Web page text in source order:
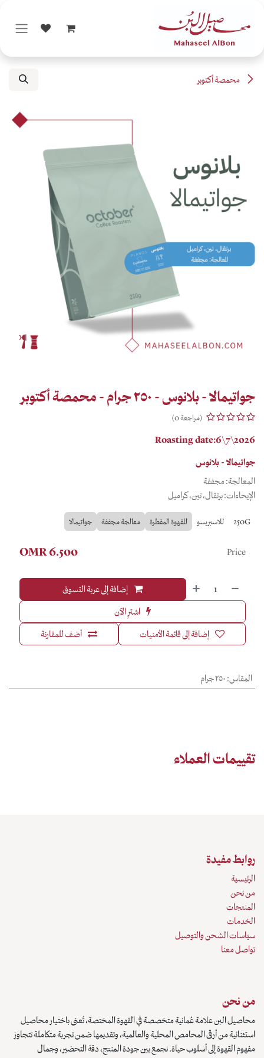
محمصة أكتوبر
جواتيمالا - بلانوس - ٢٥٠ جرام - محمصة أكتوبر
(مراجعة 0)
Roasting date:6\7\2026
جواتيمالا - بلانوس
المعالجة: مجففة
الإيحاءات: برتقال، تين، كراميل
250G للاسبريسو للقهوة المقطرة معالجة مجففة جواتيمالا
إضافة إلى عربة التسوق
اشترِ الآن
أضف للمقارنة إضافة إلى قائمة الأمنيات
Price
6.500
المقاس: ٢٥٠ جرام
تقييمات العملاء
روابط مفيدة
الرئيسية
من نحن
المنتجات
الخدمات
سياسات الشحن والتوصيل
تواصل معنا
من نحن
محاصيل البن علامة عُمانية متخصصة في القهوة المختصة، تُعنى باختيار محاصيل
استثنائية من أرقى المحامص المحلية والعالمية، وتقديمها ضمن تجربة متكاملة تتجاوز
مفهوم القهوة إلى أسلوب حياة. نجمع بين جودة المنتج، دقة التحضير، وجمال